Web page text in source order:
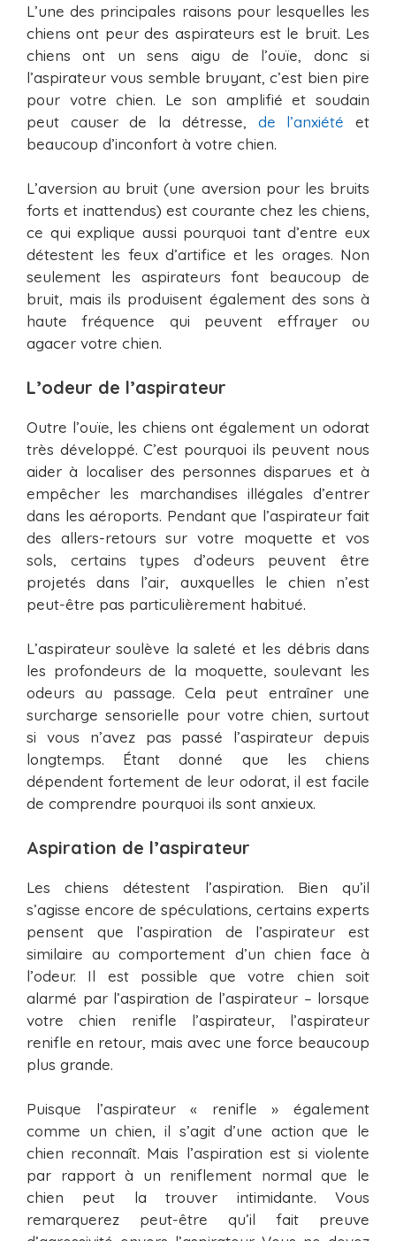
L’une des principales raisons pour lesquelles les
chiens ont peur des aspirateurs est le bruit. Les
chiens ont un sens aigu de l’ouïe, donc si
l’aspirateur vous semble bruyant, c’est bien pire
pour votre chien. Le son amplifié et soudain
peut causer de la détresse, de l’anxiété et
beaucoup d’inconfort à votre chien.
L’aversion au bruit (une aversion pour les bruits
forts et inattendus) est courante chez les chiens,
ce qui explique aussi pourquoi tant d’entre eux
détestent les feux d’artifice et les orages. Non
seulement les aspirateurs font beaucoup de
bruit, mais ils produisent également des sons à
haute fréquence qui peuvent effrayer ou
agacer votre chien.
L’odeur de l’aspirateur
Outre l’ouïe, les chiens ont également un odorat
très développé. C’est pourquoi ils peuvent nous
aider à localiser des personnes disparues et à
empêcher les marchandises illégales d’entrer
dans les aéroports. Pendant que l’aspirateur fait
des allers-retours sur votre moquette et vos
sols, certains types d’odeurs peuvent être
projetés dans l’air, auxquelles le chien n’est
peut-être pas particulièrement habitué.
L’aspirateur soulève la saleté et les débris dans
les profondeurs de la moquette, soulevant les
odeurs au passage. Cela peut entraîner une
surcharge sensorielle pour votre chien, surtout
si vous n’avez pas passé l’aspirateur depuis
longtemps. Étant donné que les chiens
dépendent fortement de leur odorat, il est facile
de comprendre pourquoi ils sont anxieux.
Aspiration de l’aspirateur
Les chiens détestent l’aspiration. Bien qu’il
s’agisse encore de spéculations, certains experts
pensent que l’aspiration de l’aspirateur est
similaire au comportement d’un chien face à
l’odeur. Il est possible que votre chien soit
alarmé par l’aspiration de l’aspirateur – lorsque
votre chien renifle l’aspirateur, l’aspirateur
renifle en retour, mais avec une force beaucoup
plus grande.
Puisque l’aspirateur « renifle » également
comme un chien, il s’agit d’une action que le
chien reconnaît. Mais l’aspiration est si violente
par rapport à un reniflement normal que le
chien peut la trouver intimidante. Vous
remarquerez peut-être qu’il fait preuve